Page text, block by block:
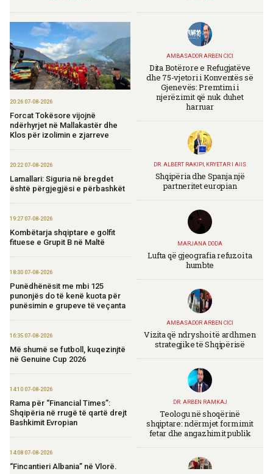
20:26 07-08-2026
Forcat Tokësore vijojnë
ndërhyrjet në Mallakastër dhe
Klos për izolimin e zjarreve
20:22 07-08-2026
Lamallari: Siguria në bregdet
është përgjegjësi e përbashkët
19:27 07-08-2026
Kombëtarja shqiptare e golfit
fituese e Grupit B në Maltë
18:30 07-08-2026
Punëdhënësit me mbi 125
punonjës do të kenë kuota për
punësimin e grupeve të veçanta
16:35 07-08-2026
Më shumë se futboll, kuqezinjtë
në Genuine Cup 2026
14:10 07-08-2026
Rama për “Financial Times”:
Shqipëria në rrugë të qartë drejt
Bashkimit Evropian
14:08 07-08-2026
“Fincantieri Albania” në Vlorë,
AMBASADOR ARBEN CICI
Dita Botërore e Refugjatëve
dhe 75-vjetori i Konventës së
Gjenevës: Premtimi i
njerëzimit që nuk duhet
harruar
DR. ALBERT RAKIPI, KRYETAR I AIIS
Shqipëria dhe Spanja një
partneritet europian
MARJANA DODA
Lufta që gjeografia refuzoi ta
humbte
AMBASADOR ARBEN CICI
Vizita që ndryshoi të ardhmen
strategjike të Shqipërisë
DR. ARBEN RAMKAJ
Teologu në shoqërinë
shqiptare: ndërmjet formimit
fetar dhe angazhimit publik